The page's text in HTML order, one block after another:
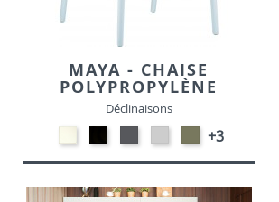
MAYA - CHAISE
POLYPROPYLÈNE
Déclinaisons
-
Blanc
-
Noir
Polypropylène
-
Gris
foncé
Polypropylène
-
Gris
clair
Polypropylène
-
Vert
Olive
+3